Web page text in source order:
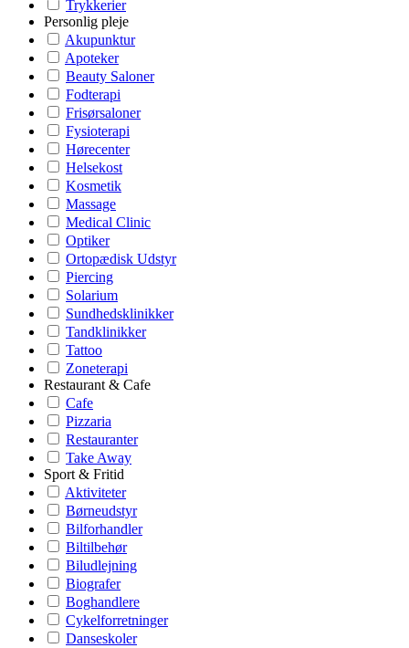
Trykkerier
Personlig pleje
Akupunktur
Apoteker
Beauty Saloner
Fodterapi
Frisørsaloner
Fysioterapi
Hørecenter
Helsekost
Kosmetik
Massage
Medical Clinic
Optiker
Ortopædisk Udstyr
Piercing
Solarium
Sundhedsklinikker
Tandklinikker
Tattoo
Zoneterapi
Restaurant & Cafe
Cafe
Pizzaria
Restauranter
Take Away
Sport & Fritid
Aktiviteter
Børneudstyr
Bilforhandler
Biltilbehør
Biludlejning
Biografer
Boghandlere
Cykelforretninger
Danseskoler